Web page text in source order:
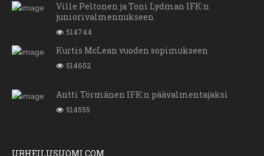
Ville Peltonen ja Toni Lydman IFK:n
juniorivalmennukseen
514744
Kurtis McLean vuoden sopimukseen
514652
Antti Törmänen IFK:n päävalmentajaksi
514555
URHEILUSUOMI.COM